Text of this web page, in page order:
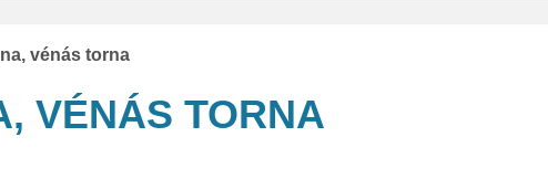
vénás torna
VÉNÁS TORNA